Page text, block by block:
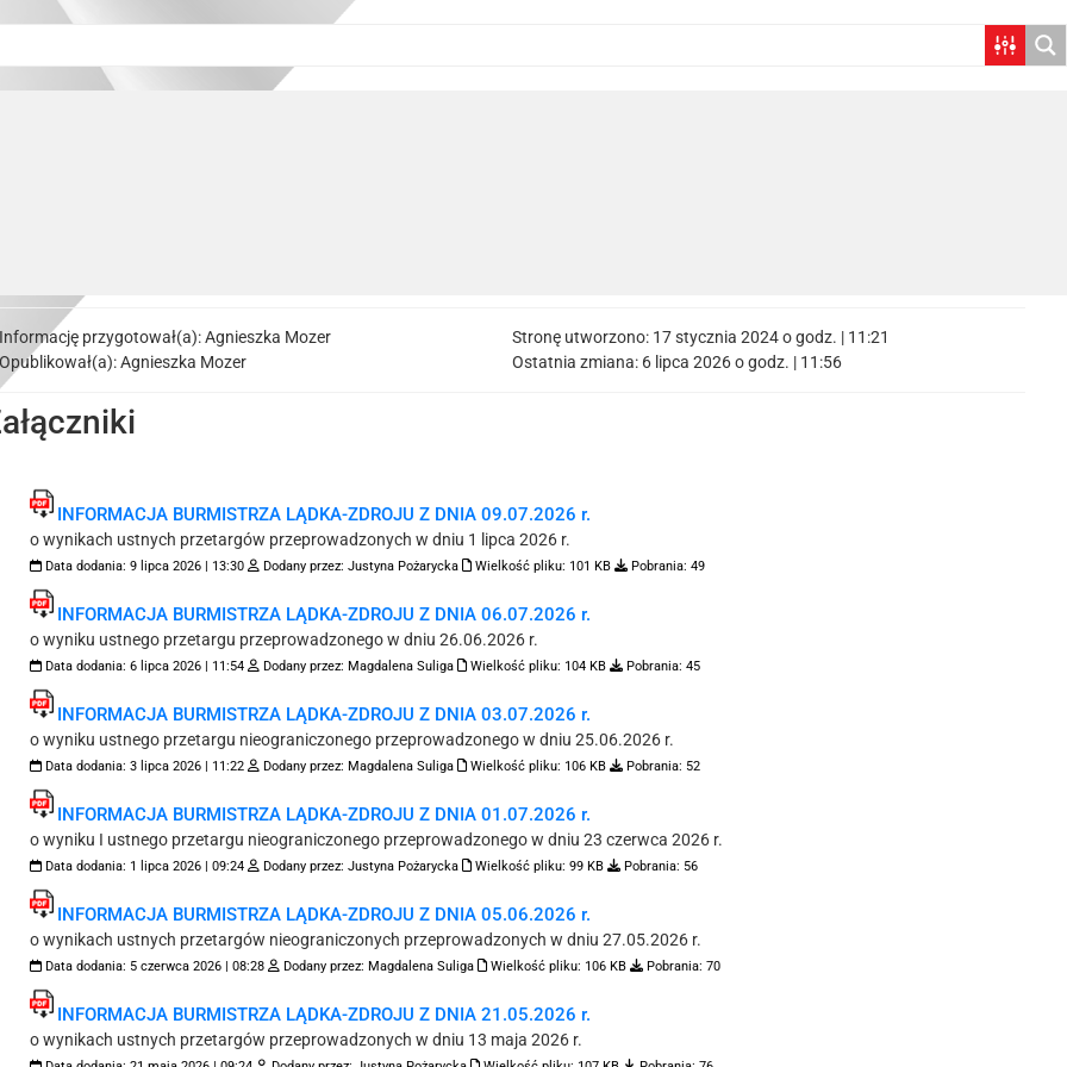
Informację przygotował(a):Agnieszka Mozer
Opublikował(a):Agnieszka Mozer
Stronę utworzono: 17 stycznia 2024 o godz. | 11:21
Ostatnia zmiana: 6 lipca 2026 o godz. | 11:56
INFORMACJA BURMISTRZA LĄDKA-ZDROJU Z DNIA 09.07.2026 r.
o wynikach ustnych przetargów przeprowadzonych w dniu 1 lipca 2026 r.
Data dodania: 9 lipca 2026 | 13:30 Dodany przez: Justyna Pożarycka Wielkość pliku: 101 KB Pobrania: 49
INFORMACJA BURMISTRZA LĄDKA-ZDROJU Z DNIA 06.07.2026 r.
o wyniku ustnego przetargu przeprowadzonego w dniu 26.06.2026 r.
Data dodania: 6 lipca 2026 | 11:54 Dodany przez: Magdalena Suliga Wielkość pliku: 104 KB Pobrania: 45
INFORMACJA BURMISTRZA LĄDKA-ZDROJU Z DNIA 03.07.2026 r.
o wyniku ustnego przetargu nieograniczonego przeprowadzonego w dniu 25.06.2026 r.
Data dodania: 3 lipca 2026 | 11:22 Dodany przez: Magdalena Suliga Wielkość pliku: 106 KB Pobrania: 52
INFORMACJA BURMISTRZA LĄDKA-ZDROJU Z DNIA 01.07.2026 r.
o wyniku I ustnego przetargu nieograniczonego przeprowadzonego w dniu 23 czerwca 2026 r.
Data dodania: 1 lipca 2026 | 09:24 Dodany przez: Justyna Pożarycka Wielkość pliku: 99 KB Pobrania: 56
INFORMACJA BURMISTRZA LĄDKA-ZDROJU Z DNIA 05.06.2026 r.
o wynikach ustnych przetargów nieograniczonych przeprowadzonych w dniu 27.05.2026 r.
Data dodania: 5 czerwca 2026 | 08:28 Dodany przez: Magdalena Suliga Wielkość pliku: 106 KB Pobrania: 70
INFORMACJA BURMISTRZA LĄDKA-ZDROJU Z DNIA 21.05.2026 r.
o wynikach ustnych przetargów przeprowadzonych w dniu 13 maja 2026 r.